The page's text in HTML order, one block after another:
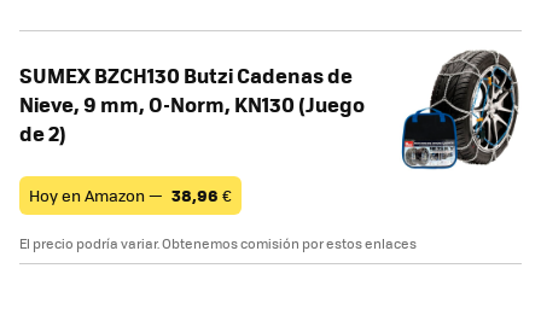
SUMEX BZCH130 Butzi Cadenas de
Nieve, 9 mm, O-Norm, KN130 (Juego
de 2)
Hoy en Amazon — 38,96 €
El precio podría variar. Obtenemos comisión por estos enlaces